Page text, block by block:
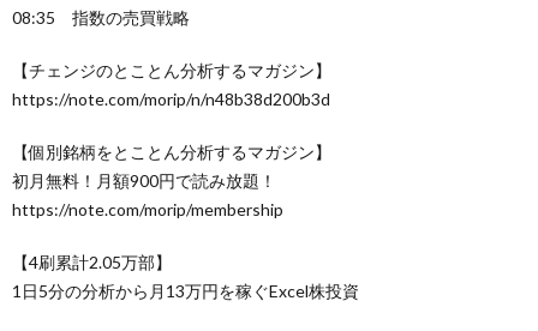
08:35 指数の売買戦略
【チェンジのとことん分析するマガジン】
https://note.com/morip/n/n48b38d200b3d
【個別銘柄をとことん分析するマガジン】
初月無料！月額900円で読み放題！
https://note.com/morip/membership
【4刷累計2.05万部】
1日5分の分析から月13万円を稼ぐExcel株投資